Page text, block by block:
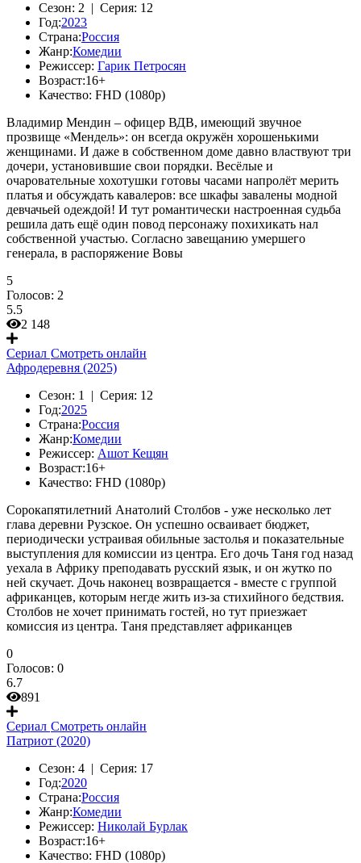
Сезон: 2 | Серия: 12
Год:2023
Страна:Россия
Жанр:Комедии
Режиссер: Гарик Петросян
Возраст:16+
Качество: FHD (1080p)
Владимир Мендин – офицер ВДВ, имеющий звучное
прозвище «Мендель»: он всегда окружён хорошенькими
женщинами. И даже в собственном доме давно властвуют три
дочери, установившие свои порядки. Весёлые и
очаровательные хохотушки готовы часами напролёт мерить
платья и обсуждать кавалеров: все шкафы завалены модной
девчачьей одеждой! И тут романтически настроенная судьба
решила дать ещё один повод персонажу похихикать нал
собственной участью. Согласно завещанию умершего
генерала, в распоряжение Вовы
5
Голосов: 2
5.5
2 148
Сериал Смотреть онлайн
Афродеревня (2025)
Сезон: 1 | Серия: 12
Год:2025
Страна:Россия
Жанр:Комедии
Режиссер: Ашот Кещян
Возраст:16+
Качество: FHD (1080p)
Сорокапятилетний Анатолий Столбов - уже несколько лет
глава деревни Рузское. Он успешно осваивает бюджет,
периодически устраивая обильные застолья и показательные
выступления для комиссии из центра. Его дочь Таня год назад
уехала в Африку преподавать русский язык, и он жутко по
ней скучает. Дочь наконец возвращается - вместе с группой
африканцев, которым негде жить из-за стихийного бедствия.
Столбов не хочет принимать гостей, но тут приезжает
комиссия из центра. Таня представляет африканцев
0
Голосов: 0
6.7
891
Сериал Смотреть онлайн
Патриот (2020)
Сезон: 4 | Серия: 17
Год:2020
Страна:Россия
Жанр:Комедии
Режиссер: Николай Бурлак
Возраст:16+
Качество: FHD (1080p)